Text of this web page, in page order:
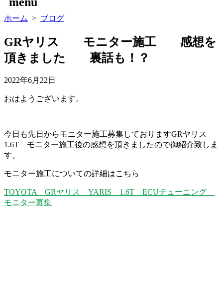
ホーム > ブログ
GRヤリス モニター施工 感想を
頂きました 裏話も！？
2022年6月22日
おはようございます。
今日も先日からモニター施工募集しておりますGRヤリス
1.6T モニター施工後の感想を頂きましたので御紹介致しま
す。
モニター施工についての詳細はこちら
TOYOTA GRヤリス YARIS 1.6T ECUチューニング
モニター募集